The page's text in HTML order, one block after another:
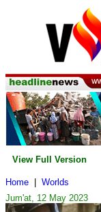
View Full Version
Home
Worlds
Jum'at, 12 May 2023